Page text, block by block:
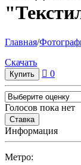
Главная/
Cкачать
0
Голосов пока нет
Информация
Метро: